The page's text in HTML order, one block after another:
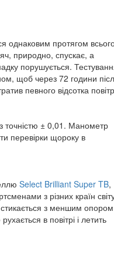
однаковим протягом
природно, спускає, а
порушується.
щоб через 72 години
певного відсотка
точністю ± 0,01. Манометр
перевірки щороку в
Select Brilliant Super TB,
з різних країн
з меншим опором
в повітрі і летить